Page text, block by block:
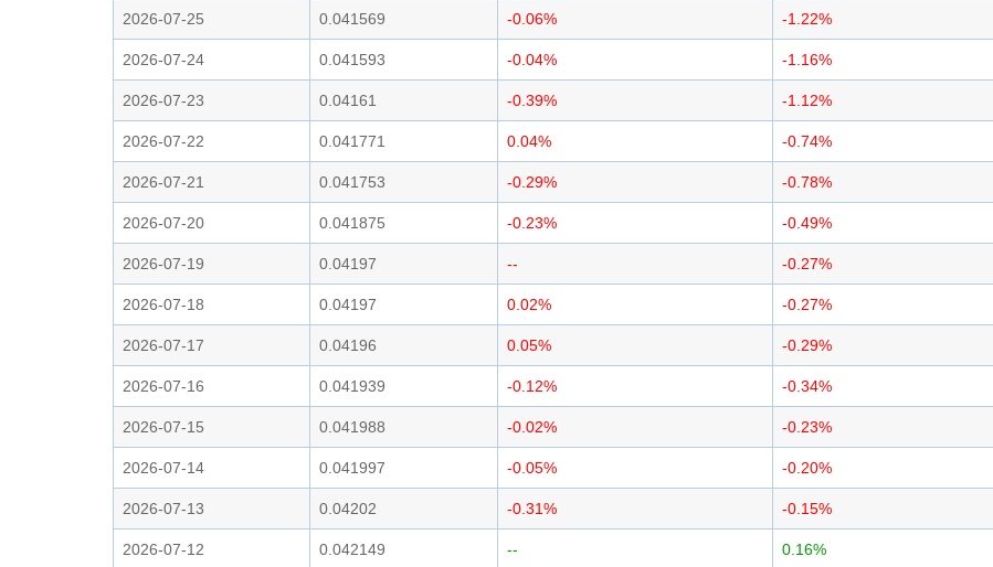
2026-07-25 0.041569 -0.06% -1.22%
2026-07-24 0.041593 -0.04% -1.16%
2026-07-23 0.04161 -0.39% -1.12%
2026-07-22 0.041771 0.04% -0.74%
2026-07-21 0.041753 -0.29% -0.78%
2026-07-20 0.041875 -0.23% -0.49%
2026-07-19 0.04197 -- -0.27%
2026-07-18 0.04197 0.02% -0.27%
2026-07-17 0.04196 0.05% -0.29%
2026-07-16 0.041939 -0.12% -0.34%
2026-07-15 0.041988 -0.02% -0.23%
2026-07-14 0.041997 -0.05% -0.20%
2026-07-13 0.04202 -0.31% -0.15%
2026-07-12 0.042149 -- 0.16%